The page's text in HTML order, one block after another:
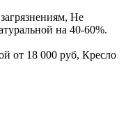
Не
на 40-60%.
от 18 000 руб, Кресло